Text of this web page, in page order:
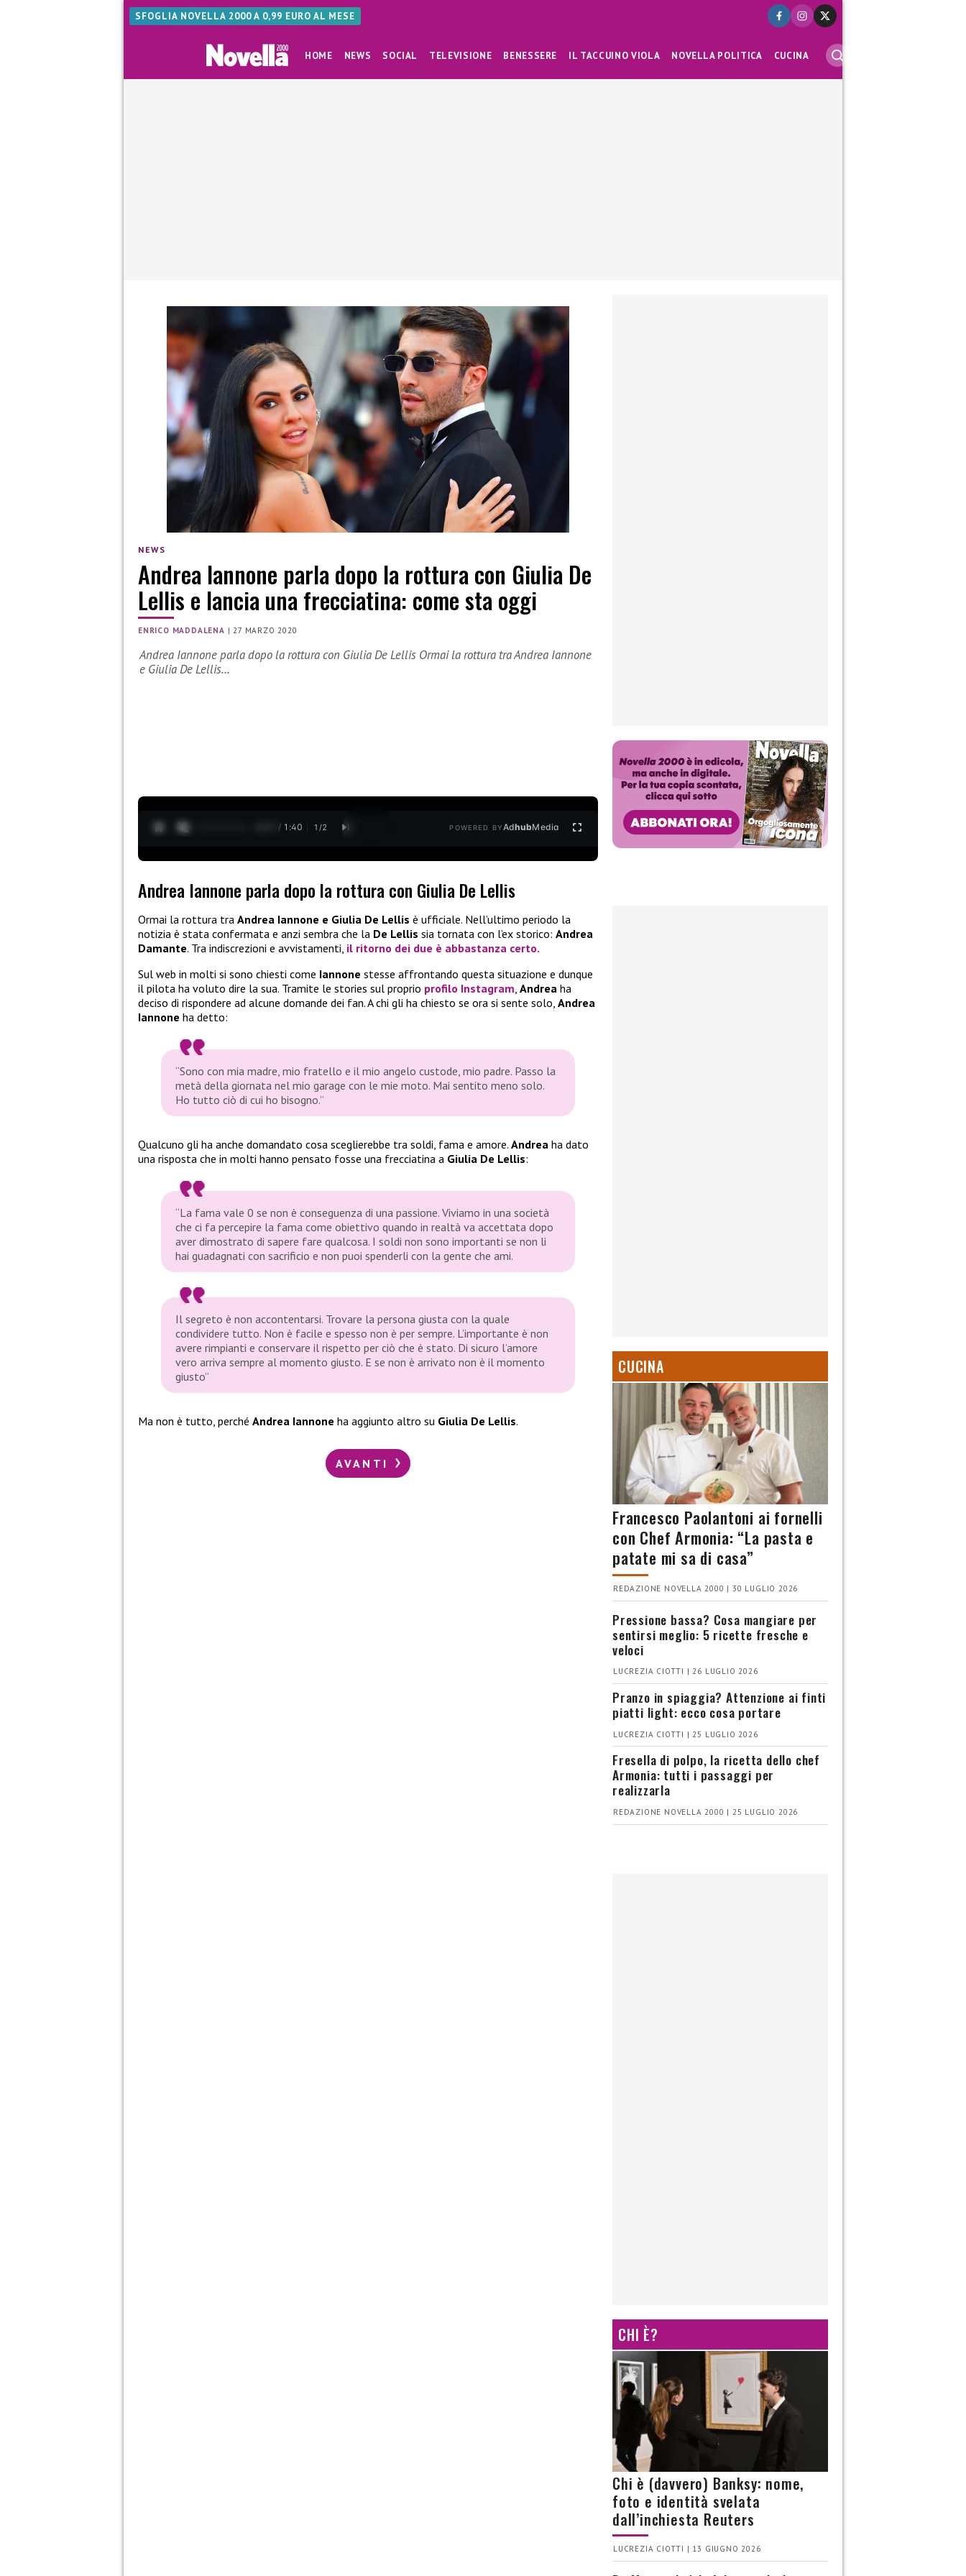
SFOGLIA NOVELLA 2000 A 0,99 EURO AL MESE
HOME NEWS SOCIAL TELEVISIONE BENESSERE IL TACCUINO VIOLA NOVELLA POLITICA CUCINA
NEWS
Andrea Iannone parla dopo la rottura con Giulia De
Lellis e lancia una frecciatina: come sta oggi
ENRICO MADDALENA |27 MARZO 2020
Andrea Iannone parla dopo la rottura con Giulia De Lellis Ormai la rottura tra Andrea Iannone
e Giulia De Lellis…
0:28 / 1:40 1 /2 POWERED BYAdhubMedia
Andrea Iannone parla dopo la rottura con Giulia De Lellis
Ormai la rottura tra Andrea Iannone e Giulia De Lellis è ufficiale. Nell’ultimo periodo la
notizia è stata confermata e anzi sembra che la De Lellis sia tornata con l’ex storico: Andrea
Damante. Tra indiscrezioni e avvistamenti, il ritorno dei due è abbastanza certo.
Sul web in molti si sono chiesti come Iannone stesse affrontando questa situazione e dunque
il pilota ha voluto dire la sua. Tramite le stories sul proprio profilo Instagram, Andrea ha
deciso di rispondere ad alcune domande dei fan. A chi gli ha chiesto se ora si sente solo, Andrea
Iannone ha detto:
“Sono con mia madre, mio fratello e il mio angelo custode, mio padre. Passo la
metà della giornata nel mio garage con le mie moto. Mai sentito meno solo.
Ho tutto ciò di cui ho bisogno.”
Qualcuno gli ha anche domandato cosa sceglierebbe tra soldi, fama e amore. Andrea ha dato
una risposta che in molti hanno pensato fosse una frecciatina a Giulia De Lellis:
“La fama vale 0 se non è conseguenza di una passione. Viviamo in una società
che ci fa percepire la fama come obiettivo quando in realtà va accettata dopo
aver dimostrato di sapere fare qualcosa. I soldi non sono importanti se non li
hai guadagnati con sacrificio e non puoi spenderli con la gente che ami.
Il segreto è non accontentarsi. Trovare la persona giusta con la quale
condividere tutto. Non è facile e spesso non è per sempre. L’importante è non
avere rimpianti e conservare il rispetto per ciò che è stato. Di sicuro l’amore
vero arriva sempre al momento giusto. E se non è arrivato non è il momento
giusto”
Ma non è tutto, perché Andrea Iannone ha aggiunto altro su Giulia De Lellis.
AVANTI
CUCINA
Francesco Paolantoni ai fornelli
con Chef Armonia: “La pasta e
patate mi sa di casa”
REDAZIONE NOVELLA 2000 | 30 LUGLIO 2026
Pressione bassa? Cosa mangiare per
sentirsi meglio: 5 ricette fresche e
veloci
LUCREZIA CIOTTI | 26 LUGLIO 2026
Pranzo in spiaggia? Attenzione ai finti
piatti light: ecco cosa portare
LUCREZIA CIOTTI | 25 LUGLIO 2026
Fresella di polpo, la ricetta dello chef
Armonia: tutti i passaggi per
realizzarla
REDAZIONE NOVELLA 2000 | 25 LUGLIO 2026
CHI È?
Chi è (davvero) Banksy: nome,
foto e identità svelata
dall’inchiesta Reuters
LUCREZIA CIOTTI | 13 GIUGNO 2026